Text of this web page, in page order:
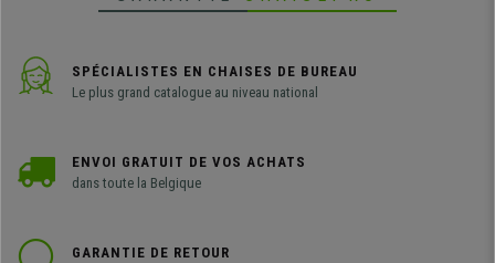
SPÉCIALISTES EN CHAISES DE BUREAU
Le plus grand catalogue au niveau national
ENVOI GRATUIT DE VOS ACHATS
dans toute la Belgique
GARANTIE DE RETOUR